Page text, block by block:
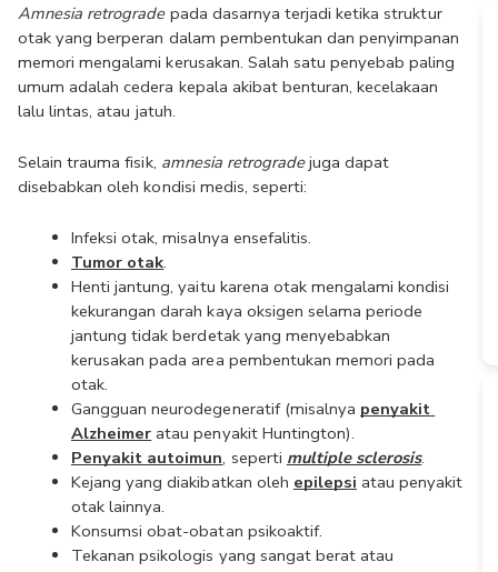
Amnesia retrograde pada dasarnya terjadi ketika struktur
otak yang berperan dalam pembentukan dan penyimpanan
memori mengalami kerusakan. Salah satu penyebab paling
umum adalah cedera kepala akibat benturan, kecelakaan
lalu lintas, atau jatuh.
Selain trauma fisik, amnesia retrograde juga dapat
disebabkan oleh kondisi medis, seperti:
Infeksi otak, misalnya ensefalitis.
Tumor otak.
Henti jantung, yaitu karena otak mengalami kondisi
kekurangan darah kaya oksigen selama periode
jantung tidak berdetak yang menyebabkan
kerusakan pada area pembentukan memori pada
otak.
Gangguan neurodegeneratif (misalnya penyakit
Alzheimer atau penyakit Huntington).
Penyakit autoimun, seperti multiple sclerosis.
Kejang yang diakibatkan oleh epilepsi atau penyakit
otak lainnya.
Konsumsi obat-obatan psikoaktif.
Tekanan psikologis yang sangat berat atau